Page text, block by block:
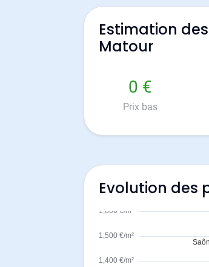
Estimation
Matour
0 €
Prix bas
Evolution des